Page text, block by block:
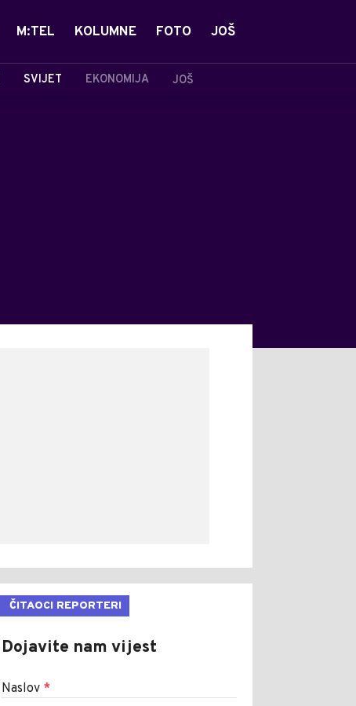
SVIJET EKONOMIJA JOŠ
M:TEL KOLUMNE FOTO JOŠ
ČITAOCI REPORTERI
Dojavite nam vijest
Naslov *